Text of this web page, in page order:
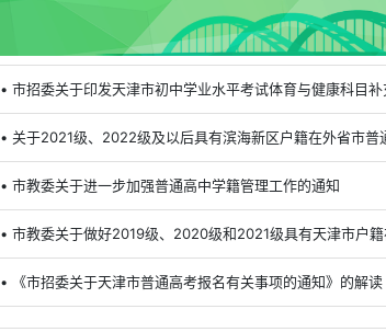
• 市招委关于印发天津市初中学业水平考试体育与健康科目
• 关于2021级、2022级及以后具有滨海新区户籍在外省市普
• 市教委关于进一步加强普通高中学籍管理工作的通知
• 《市招委关于天津市普通高考报名有关事项的通知》的解读